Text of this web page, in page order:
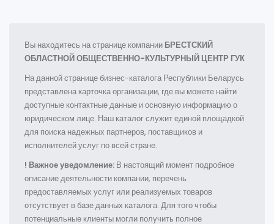
Вы находитесь на странице компании БРЕСТСКИЙ
ОБЛАСТНОЙ ОБЩЕСТВЕННО-КУЛЬТУРНЫЙ ЦЕНТР ГУК
На данной странице бизнес-каталога Республики Беларусь
представлена карточка организации, где вы можете найти
доступные контактные данные и основную информацию о
юридическом лице. Наш каталог служит единой площадкой
для поиска надежных партнеров, поставщиков и
исполнителей услуг по всей стране.
! Важное уведомление: В настоящий момент подробное
описание деятельности компании, перечень
предоставляемых услуг или реализуемых товаров
отсутствует в базе данных каталога. Для того чтобы
потенциальные клиенты могли получить полное